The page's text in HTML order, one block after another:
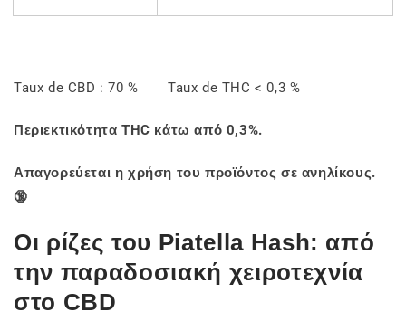
Taux de CBD : 70 % Taux de THC < 0,3 %
Περιεκτικότητα THC κάτω από 0,3%.
Απαγορεύεται η χρήση του προϊόντος σε ανηλίκους.
🔞
Οι ρίζες του Piatella Hash: από
την παραδοσιακή χειροτεχνία
στο CBD